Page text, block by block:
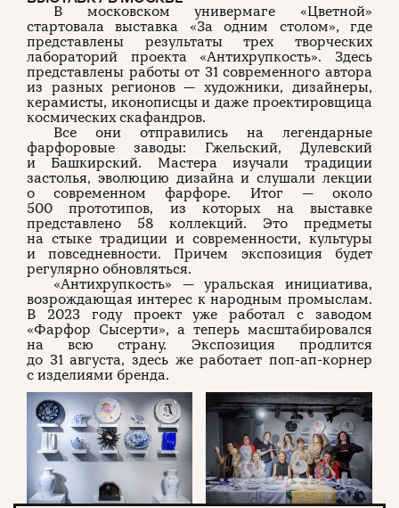
В московском универмаге «Цветной»
стартовала выставка «За одним столом», где
представлены результаты трех творческих
лабораторий проекта «Антихрупкость». Здесь
представлены работы от 31 современного автора
из разных регионов — художники, дизайнеры,
керамисты, иконописцы и даже проектировщица
космических скафандров.
Все они отправились на легендарные
фарфоровые заводы: Гжельский, Дулевский
и Башкирский. Мастера изучали традиции
застолья, эволюцию дизайна и слушали лекции
о современном фарфоре. Итог — около
500 прототипов, из которых на выставке
представлено 58 коллекций. Это предметы
на стыке традиции и современности, культуры
и повседневности. Причем экспозиция будет
регулярно обновляться.
«Антихрупкость» — уральская инициатива,
возрождающая интерес к народным промыслам.
В 2023 году проект уже работал с заводом
«Фарфор Сысерти», а теперь масштабировался
на всю страну. Экспозиция продлится
до 31 августа, здесь же работает поп-ап-корнер
с изделиями бренда.